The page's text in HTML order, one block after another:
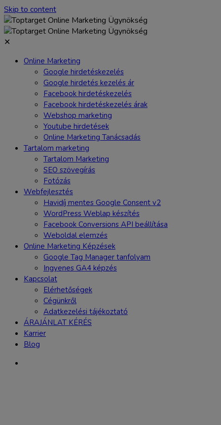
Skip to content
✕
Online Marketing
Google hirdetéskezelés
Google hirdetés kezelés ár
Facebook hirdetéskezelés
Facebook hirdetéskezelés árak
Webshop marketing
Youtube hirdetések
Online Marketing Tanácsadás
Tartalom marketing
Tartalom Marketing
SEO szövegírás
Fotózás
Webfejlesztés
Havidíj mentes Google Consent v2
WordPress Weblap készítés
Facebook Conversions API beállítása
Weboldal elemzés
Online Marketing Képzések
Google Tag Manager tanfolyam
Ingyenes GA4 képzés
Kapcsolat
Elérhetőségek
Cégünkről
Adatkezelési tájékoztató
ÁRAJÁNLAT KÉRÉS
Karrier
Blog